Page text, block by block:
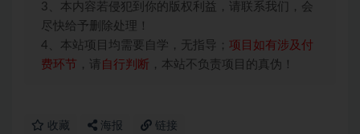
3、本内容若侵犯到你的版权利益，请联系我们，会
尽快给予删除处理！
4、本站项目均需要自学，无指导； 项目如有涉及付
费环节 ，请 自行判断 ，本站不负责项目的真伪！
收藏 海报 链接